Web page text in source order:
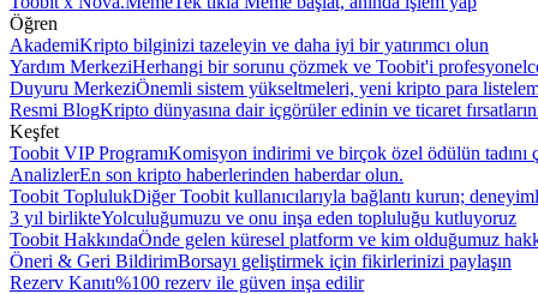
Öğren
AkademiKripto bilginizi tazeleyin ve daha iyi bir yatırımcı olun
Yardım MerkeziHerhangi bir sorunu çözmek ve Toobit'i
Duyuru MerkeziÖnemli sistem yükseltmeleri, yeni kripto para
Resmi BlogKripto dünyasına dair içgörüler edinin ve ticaret
Keşfet
Toobit VIP ProgramıKomisyon indirimi ve birçok özel ödülün tadını
AnalizlerEn son kripto haberlerinden haberdar olun.
Toobit ToplulukDiğer Toobit kullanıcılarıyla bağlantı kurun;
3 yıl birlikteYolculuğumuzu ve onu inşa eden topluluğu kutluyoruz
Toobit HakkındaÖnde gelen küresel platform ve kim olduğumuz
Öneri & Geri BildirimBorsayı geliştirmek için fikirlerinizi paylaşın
Rezerv Kanıtı%100 rezerv ile güven inşa edilir